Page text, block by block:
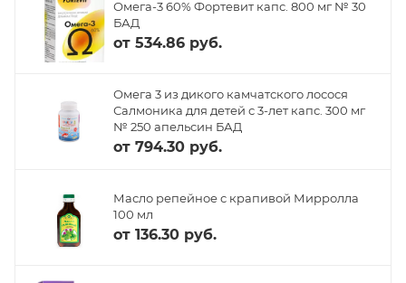
Омега-3 60% Фортевит капс. 800 мг № 30
БАД
от 534.86 руб.
Омега 3 из дикого камчатского лосося
Салмоника для детей с 3-лет капс. 300 мг
№ 250 апельсин БАД
от 794.30 руб.
Масло репейное с крапивой Мирролла
100 мл
от 136.30 руб.